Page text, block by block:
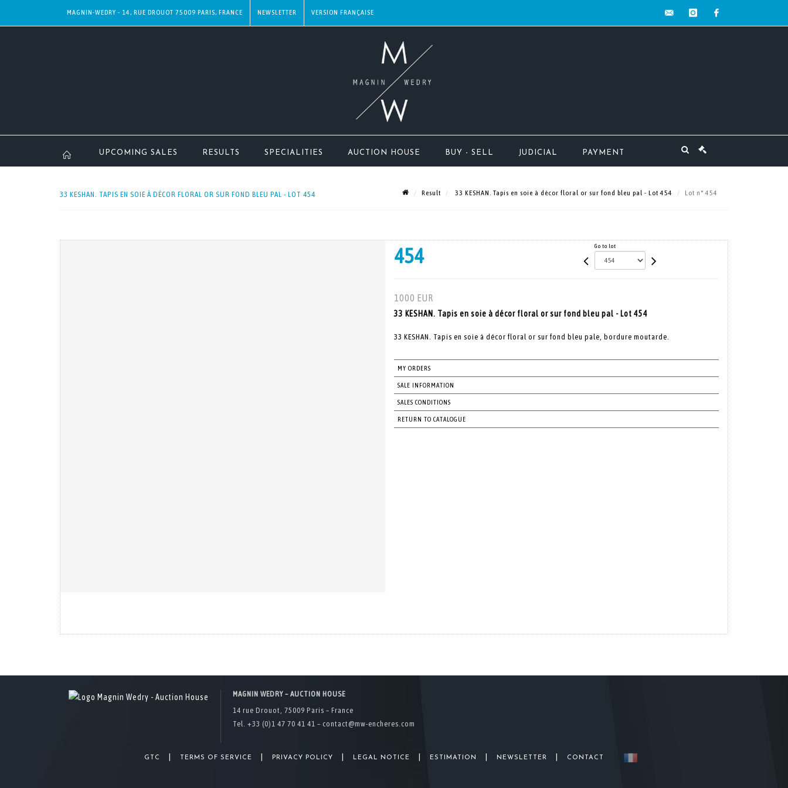
MAGNIN-WEDRY - 14, RUE DROUOT 75009 PARIS, FRANCE NEWSLETTER
UPCOMING SALES RESULTS SPECIALITIES AUCTION HOUSE BUY - SELL JUDICIAL PAYMENT
33 KESHAN. TAPIS EN SOIE À DÉCOR FLORAL OR SUR FOND BLEU PAL - LOT 454 Result 33 KESHAN. Tapis en soie à décor floral or sur fond bleu pal - Lot 454 Lot n° 454
454 Go to lot
1000 EUR
33 KESHAN. Tapis en soie à décor floral or sur fond bleu pal - Lot 454
33 KESHAN. Tapis en soie à décor floral or sur fond bleu pale, bordure moutarde.
MY ORDERS
SALE INFORMATION
SALES CONDITIONS
RETURN TO CATALOGUE
MAGNIN WEDRY – AUCTION HOUSE
14 rue Drouot, 75009 Paris – France
Tel. +33 (0)1 47 70 41 41 – contact@mw-encheres.com
GTC TERMS OF SERVICE PRIVACY POLICY LEGAL NOTICE ESTIMATION NEWSLETTER CONTACT